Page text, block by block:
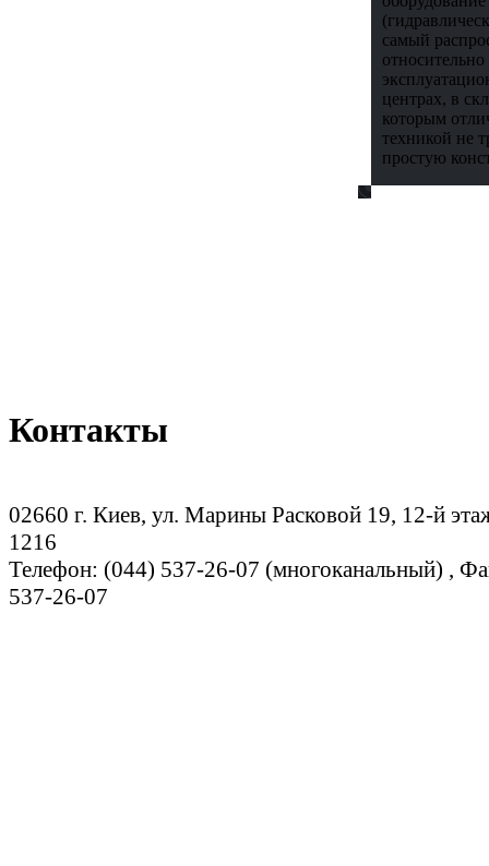
самый
центрах, в
которым
техникой не
простую
Контакты
02660 г. Киев, ул. Марины Расковой 19, 12-й
1216
Телефон: (044) 537-26-07 (многоканальный) ,
537-26-07